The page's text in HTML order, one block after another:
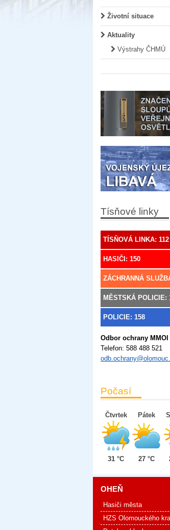
Životní situace
Aktuality
Výstrahy ČHMÚ
Tísňové linky
TÍSŇOVÁ LINKA: 112
HASIČI: 150
ZÁCHRANNÁ
MĚSTSKÁ POLICIE:
POLICIE: 158
Odbor ochrany MMOl
Telefon: 588 488 521
Počasí
Čtvrtek
31 °C
Pátek
27 °C
OHEŇ
Hasiči města
HZS Olomouckého